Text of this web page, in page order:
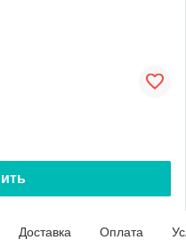
Доставка Оплата